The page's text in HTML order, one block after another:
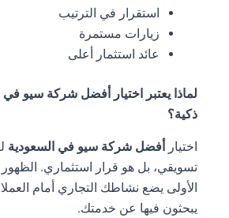
استقرار في الترتيب
زيارات مستمرة
عائد استثمار أعلى
لماذا يعتبر اختيار أفضل شركة سيو في
ذكية؟
اختيارأفضل شركة سيو في السعودية
تسويقي، بل هو قرار استثماري. الظهور
الأولى يضع نشاطك التجاري أمام
يبحثون فيها عن خدمتك.